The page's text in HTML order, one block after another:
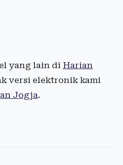
yang lain di Harian
versi elektronik kami
Jogja.